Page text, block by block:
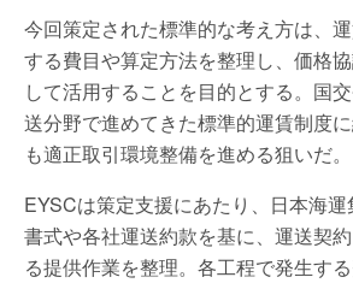
今回策定された標準的な考え方は、
する費目や算定方法を整理し、価格
して活用することを目的とする。国
送分野で進めてきた標準的運賃制度
も適正取引環境整備を進める狙いだ。
EYSCは策定支援にあたり、日本海
書式や各社運送約款を基に、運送契
る提供作業を整理。各工程で発生す